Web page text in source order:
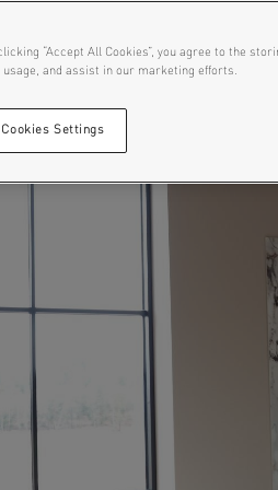
“Accept All Cookies”, you agree to the
usage, and assist in our marketing efforts.
Cookies Settings